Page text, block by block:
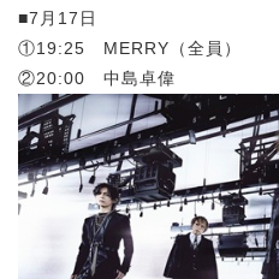
■7月17日
①19:25 MERRY（全員）
②20:00 中島卓偉